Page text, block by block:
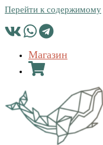
Перейти к содержимому
Магазин